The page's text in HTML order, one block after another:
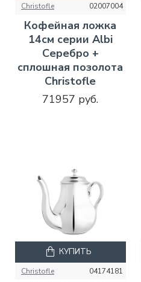
Christofle 02007004
Кофейная ложка
14см серии Albi
Серебро +
сплошная позолота
Christofle
71957 руб.
Christofle 04174181
КУПИТЬ